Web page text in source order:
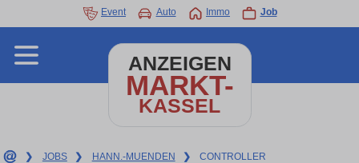
Event Auto Immo Job
ANZEIGEN
MARKT-
KASSEL
❯ JOBS ❯ HANN.-MUENDEN ❯ CONTROLLER